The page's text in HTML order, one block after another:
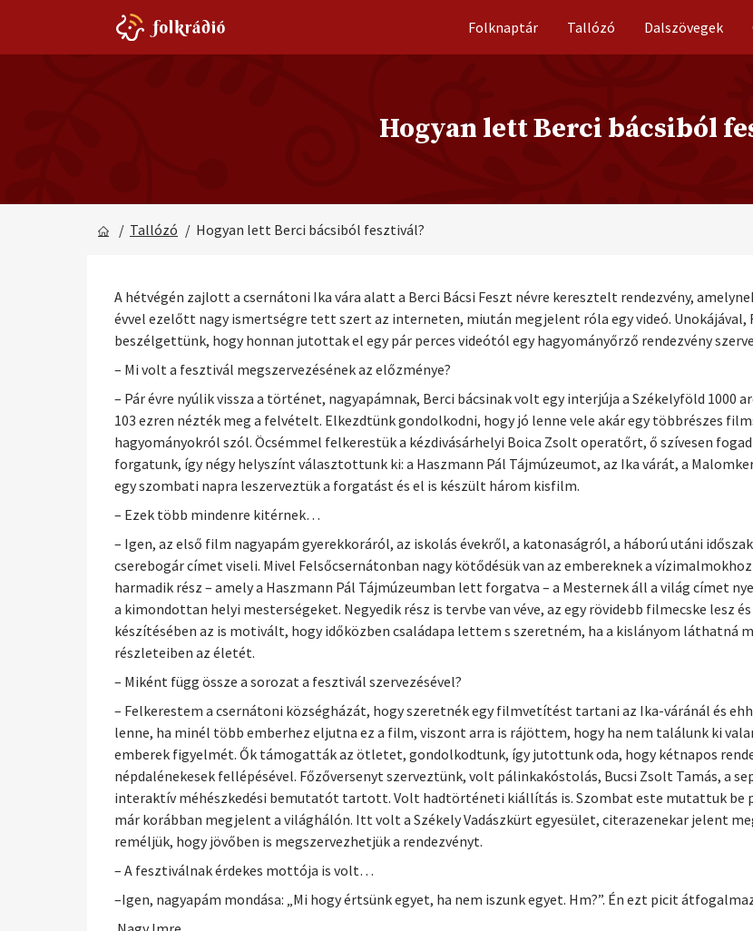
Folknaptár Tallózó Dalszövegek
Hogyan lett Berci bácsiból
/ Tallózó / Hogyan lett Berci bácsiból fesztivál?
A hétvégén zajlott a csernátoni Ika vára alatt a Berci Bácsi Feszt névre keresztelt rendezvény,
évvel ezelőtt nagy ismertségre tett szert az interneten, miután megjelent róla egy videó.
beszélgettünk, hogy honnan jutottak el egy pár perces videótól egy hagyományőrző rendezvény
– Mi volt a fesztivál megszervezésének az előzménye?
– Pár évre nyúlik vissza a történet, nagyapámnak, Berci bácsinak volt egy interjúja a Székelyföld 1000
103 ezren nézték meg a felvételt. Elkezdtünk gondolkodni, hogy jó lenne vele akár egy többrészes
hagyományokról szól. Öcsémmel felkerestük a kézdivásárhelyi Boica Zsolt operatőrt, ő szívesen
forgatunk, így négy helyszínt választottunk ki: a Haszmann Pál Tájmúzeumot, az Ika várát, a
egy szombati napra leszerveztük a forgatást és el is készült három kisfilm.
– Ezek több mindenre kitérnek…
– Igen, az első film nagyapám gyerekkoráról, az iskolás évekről, a katonaságról, a háború utáni
cserebogár címet viseli. Mivel Felsőcsernátonban nagy kötődésük van az embereknek a
harmadik rész – amely a Haszmann Pál Tájmúzeumban lett forgatva – a Mesternek áll a világ címet
a kimondottan helyi mesterségeket. Negyedik rész is tervbe van véve, az egy rövidebb filmecske lesz
készítésében az is motivált, hogy időközben családapa lettem s szeretném, ha a kislányom láthatná
részleteiben az életét.
– Miként függ össze a sorozat a fesztivál szervezésével?
– Felkerestem a csernátoni községházát, hogy szeretnék egy filmvetítést tartani az Ika-váránál és
lenne, ha minél több emberhez eljutna ez a film, viszont arra is rájöttem, hogy ha nem találunk ki
emberek figyelmét. Ők támogatták az ötletet, gondolkodtunk, így jutottunk oda, hogy kétnapos
népdalénekesek fellépésével. Főzőversenyt szerveztünk, volt pálinkakóstolás, Bucsi Zsolt Tamás, a
interaktív méhészkedési bemutatót tartott. Volt hadtörténeti kiállítás is. Szombat este mutattuk be
már korábban megjelent a világhálón. Itt volt a Székely Vadászkürt egyesület, citerazenekar jelent
reméljük, hogy jövőben is megszervezhetjük a rendezvényt.
– A fesztiválnak érdekes mottója is volt…
–Igen, nagyapám mondása: „Mi hogy értsünk egyet, ha nem iszunk egyet. Hm?”. Én ezt picit